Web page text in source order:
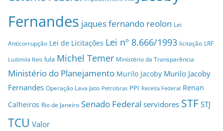
Fernandes jaques fernando reolon Lei
Anticorrupção Lei de Licitações Lei nº 8.666/1993 licitação LRF
Ludimila Reis lula Michel Temer Ministério da Transparência
Ministério do Planejamento Murilo Jacoby Murilo Jacoby
Fernandes Operação Lava Jato Petrobras PPI Receita Federal Renan
Calheiros Rio de Janeiro Senado Federal servidores STF STJ
TCU Valor